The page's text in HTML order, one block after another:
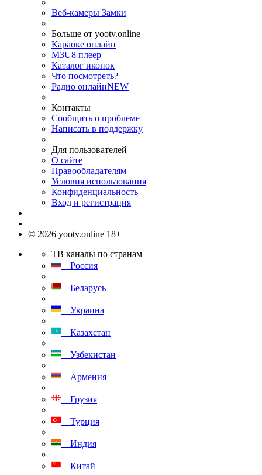
Веб-камеры Замки
Больше от yootv.online
Караоке онлайн
M3U8 плеер
Каталог иконок
Что посмотреть?
Радио онлайнNEW
Контакты
Сообщить о проблеме
Написать в поддержку
Для пользователей
О сайте
Правообладателям
Условия использования
Конфиденциальность
Вход и регистрация
© 2026 yootv.online 18+
ТВ каналы по странам
Россия
Беларусь
Украина
Казахстан
Узбекистан
Армения
Грузия
Турция
Индия
Китай